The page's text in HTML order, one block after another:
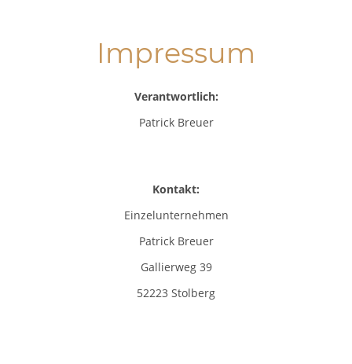
Impressum
Verantwortlich:
Patrick Breuer
Kontakt:
Einzelunternehmen
Patrick Breuer
Gallierweg 39
52223 Stolberg